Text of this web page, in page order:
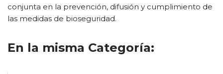
conjunta en la prevención, difusión y cumplimiento de
las medidas de bioseguridad.
En la misma Categoría: